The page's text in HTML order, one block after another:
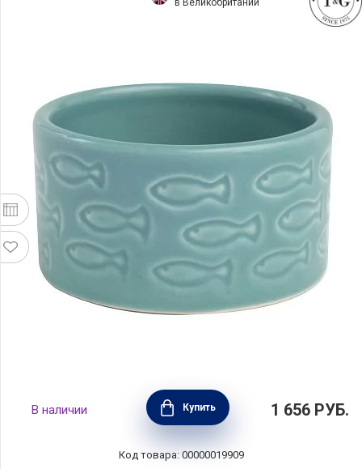
в Великобритании
Рамекин Ocean, диаметр 7,8 см, материал
керамика, цвет бирюзовый, T&G,
Великобритания, 18607
В наличии Купить 1 656 РУБ.
Код товара: 00000019909